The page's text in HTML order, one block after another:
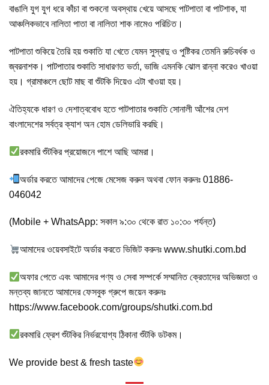
বাঙালি যুগ যুগ ধরে কাঁচা বা শুকনো অবস্থায় খেয়ে আসছে পাটপাতা বা পাটশাক, যা
আঞ্চলিকভাবে নালিতা পাতা বা নালিতা শাক নামেও পরিচিত।
পাটপাতা শুকিয়ে তৈরি হয় শুকাতি যা খেতে যেমন সুস্বাদু ও পুষ্টিকর তেমনি রুচিবর্ধক ও
জ্বরনাশক। পাটপাতার শুকাতি সাধারণত ভর্তা, ভাজি এমনকি ঝোল রান্না করেও খাওয়া
হয়। গ্রামাঞ্চলে ছোট মাছ বা শুঁটকি দিয়েও এটা খাওয়া হয়।
ঐতিহ্যকে ধারণ ও দেশাত্ববোধ হতে পাটপাতার শুকাতি সোনালী আঁশের দেশ
বাংলাদেশের সর্বত্র ক্যাশ অন হোম ডেলিভারি করছি।
রকমারি শুঁটকির প্রয়োজনে পাশে আছি আমরা।
অর্ডার করতে আমাদের পেজে মেসেজ করুন অথবা ফোন করুনঃ 01886-
046042
(Mobile + WhatsApp: সকাল ৯:৩০ থেকে রাত ১০:৩০ পর্যন্ত)
আমাদের ওয়েবসাইটে অর্ডার করতে ভিজিট করুনঃwww.shutki.com.bd
অফার পেতে এবং আমাদের পণ্য ও সেবা সম্পর্কে সম্মানিত ক্রেতাদের অভিজ্ঞতা ও
মন্তব্য জানতে আমাদের ফেসবুক গ্রুপে জয়েন করুনঃ
https://www.facebook.com/groups/shutki.com.bd
রকমারি ফ্রেশ শুঁটকির নির্ভরযোগ্য ঠিকানা শুঁটকি ডটকম।
We provide best & fresh taste